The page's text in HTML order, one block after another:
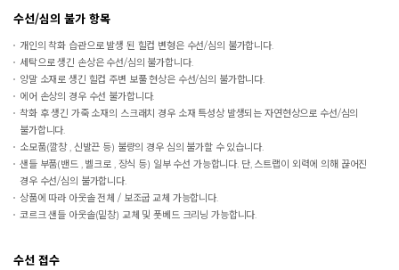
수선/심의 불가 항목
개인의 착화 습관으로 발생 된 힐컵 변형은 수선/심의 불가합니다.
세탁으로 생긴 손상은 수선/심의 불가합니다.
양말 소재로 생긴 힐컵 주변 보풀 현상은 수선/심의 불가합니다.
에어 손상의 경우 수선 불가합니다.
착화 후 생긴 가죽 소재의 스크래치 경우 소재 특성상 발생되는 자연현상으로 수선/심의
불가합니다.
소모품(깔창 , 신발끈 등) 불량의 경우 심의 불가할 수 있습니다.
샌들 부품(밴드 , 벨크로 , 장식 등) 일부 수선 가능합니다. 단, 스트랩이 외력에 의해 끊어진
경우 수선/심의 불가합니다.
상품에 따라 아웃솔 전체 / 보조굽 교체 가능합니다.
코르크 샌들 아웃솔(밑창) 교체 및 풋베드 크리닝 가능합니다.
수선 접수